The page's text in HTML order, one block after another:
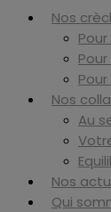
Nos
Nos
Au
Nos
Qui